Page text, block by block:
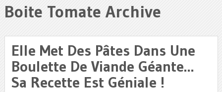
Boite Tomate Archive
Elle Met Des Pâtes Dans Une
Boulette De Viande Géante…
Sa Recette Est Géniale !